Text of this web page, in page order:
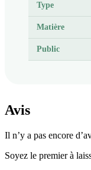
Type
Matière
Public
Avis
Il n’y a pas encore
Soyez le premier à